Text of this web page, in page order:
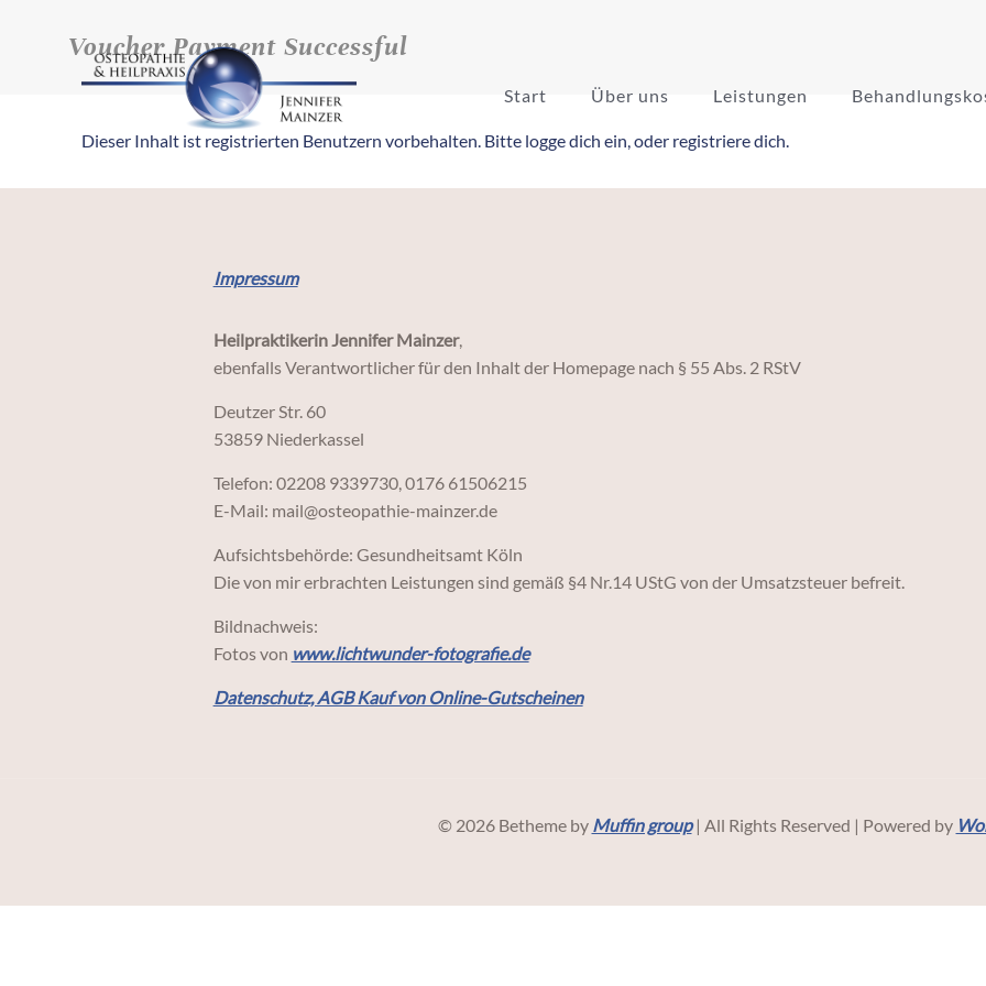
Start Über uns Leistungen
Voucher Payment Successful
Dieser Inhalt ist registrierten Benutzern vorbehalten. Bitte logge dich ein, oder registriere dich.
Impressum
Heilpraktikerin Jennifer Mainzer,
ebenfalls Verantwortlicher für den Inhalt der Homepage nach § 55 Abs. 2 RStV
Deutzer Str. 60
53859 Niederkassel
Telefon: 02208 9339730, 0176 61506215
E-Mail: mail@osteopathie-mainzer.de
Aufsichtsbehörde: Gesundheitsamt Köln
Die von mir erbrachten Leistungen sind gemäß §4 Nr.14 UStG von der Umsatzsteuer befreit.
Bildnachweis:
Fotos von www.lichtwunder-fotografie.de
Datenschutz, AGB Kauf von Online-Gutscheinen
© 2026 Betheme by Muffin group| All Rights Reserved | Powered by